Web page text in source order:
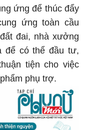
ứng để thúc đẩy
ứng toàn cầu
đai, nhà xưởng
để có thể đầu tư,
tiện cho việc
phụ trợ.